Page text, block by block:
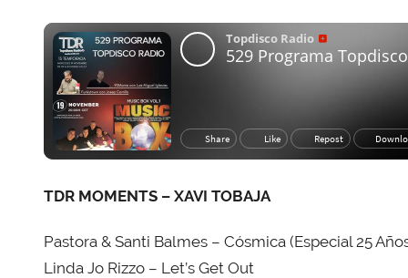
o
b
TDR MOMENTS – XAVI TOBAJA
Pastora & Santi Balmes – Cósmica (Especial 25
Linda Jo Rizzo – Let’s Get Out